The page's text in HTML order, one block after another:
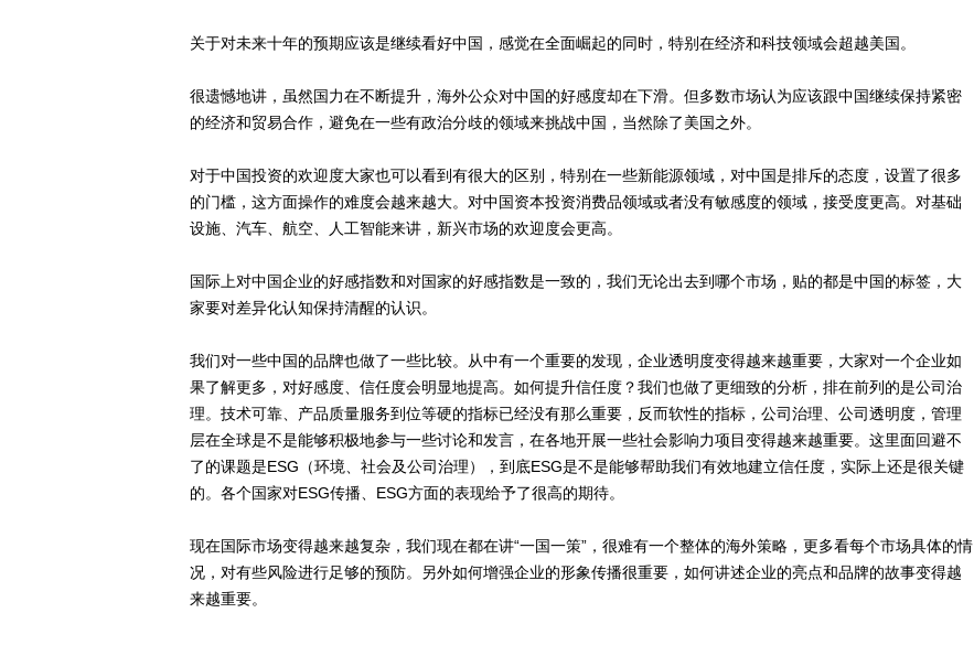
关于对未来十年的预期应该是继续看好中国，感觉在全面崛起的同时，特别在经济和科技领域会超越美国。
很遗憾地讲，虽然国力在不断提升，海外公众对中国的好感度却在下滑。但多数市场认为应该跟中国继续保持紧密
的经济和贸易合作，避免在一些有政治分歧的领域来挑战中国，当然除了美国之外。
对于中国投资的欢迎度大家也可以看到有很大的区别，特别在一些新能源领域，对中国是排斥的态度，设置了很多
的门槛，这方面操作的难度会越来越大。对中国资本投资消费品领域或者没有敏感度的领域，接受度更高。对基础
设施、汽车、航空、人工智能来讲，新兴市场的欢迎度会更高。
国际上对中国企业的好感指数和对国家的好感指数是一致的，我们无论出去到哪个市场，贴的都是中国的标签，大
家要对差异化认知保持清醒的认识。
我们对一些中国的品牌也做了一些比较。从中有一个重要的发现，企业透明度变得越来越重要，大家对一个企业如
果了解更多，对好感度、信任度会明显地提高。如何提升信任度？我们也做了更细致的分析，排在前列的是公司治
理。技术可靠、产品质量服务到位等硬的指标已经没有那么重要，反而软性的指标，公司治理、公司透明度，管理
层在全球是不是能够积极地参与一些讨论和发言，在各地开展一些社会影响力项目变得越来越重要。这里面回避不
了的课题是ESG（环境、社会及公司治理），到底ESG是不是能够帮助我们有效地建立信任度，实际上还是很关键
的。各个国家对ESG传播、ESG方面的表现给予了很高的期待。
现在国际市场变得越来越复杂，我们现在都在讲“一国一策”，很难有一个整体的海外策略，更多看每个市场具体的情
况，对有些风险进行足够的预防。另外如何增强企业的形象传播很重要，如何讲述企业的亮点和品牌的故事变得越
来越重要。